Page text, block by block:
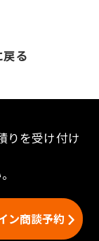
る
りを受け付け
ン商談予約